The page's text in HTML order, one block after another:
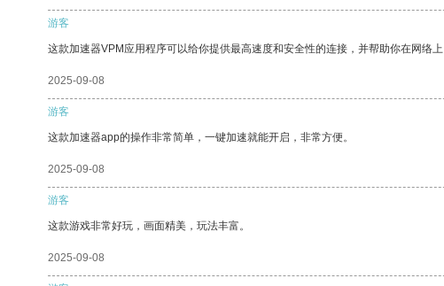
游客
这款加速器VPM应用程序可以给你提供最高速度和安全性的连接，并帮助你在网络上
2025-09-08
游客
这款加速器app的操作非常简单，一键加速就能开启，非常方便。
2025-09-08
游客
这款游戏非常好玩，画面精美，玩法丰富。
2025-09-08